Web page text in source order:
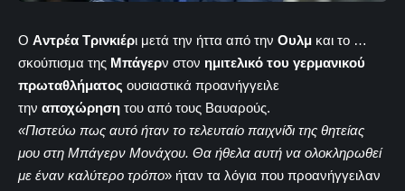
Ο Aντρέα Τρινκιέρι μετά την ήττα από την Ουλμ και το …
σκούπισμα της Μπάγερν στον ημιτελικό του γερμανικού
πρωταθλήματος ουσιαστικά προανήγγειλε
την αποχώρηση του από τους Βαυαρούς.
«Πιστεύω πως αυτό ήταν το τελευταίο παιχνίδι της θητείας
μου στη Μπάγερν Μονάχου. Θα ήθελα αυτή να ολοκληρωθεί
με έναν καλύτερο τρόπο» ήταν τα λόγια που προανήγγειλαν